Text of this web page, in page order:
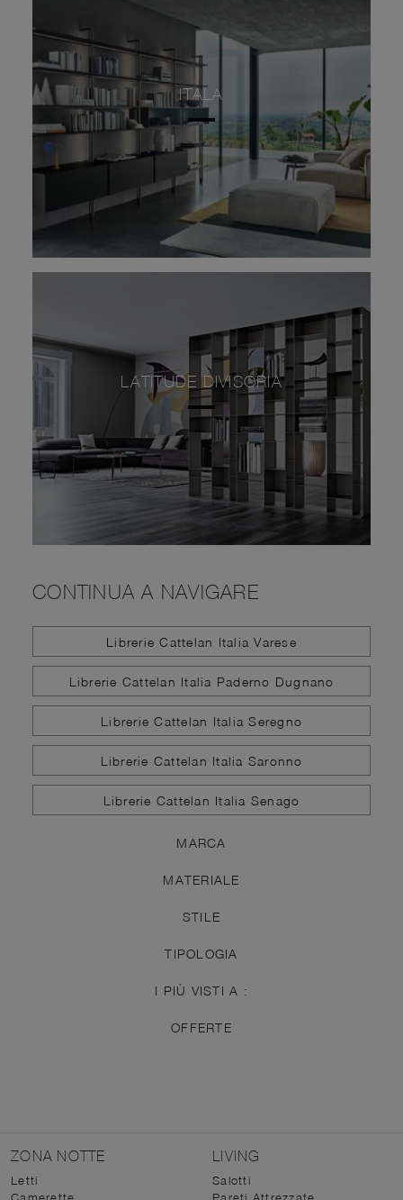
ITALA
LATITUDE DIVISORIA
CONTINUA A NAVIGARE
Librerie Cattelan Italia Varese
Librerie Cattelan Italia Paderno Dugnano
Librerie Cattelan Italia Seregno
Librerie Cattelan Italia Saronno
Librerie Cattelan Italia Senago
MARCA
MATERIALE
STILE
TIPOLOGIA
I PIÙ VISTI A :
OFFERTE
ZONA NOTTE
Letti
LIVING
Salotti